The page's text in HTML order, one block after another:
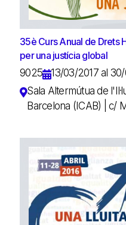
35è Curs Anual de Drets
per una justícia global
9025
13/03/2017 al
Sala Altermútua de
Barcelona (ICAB) | c/